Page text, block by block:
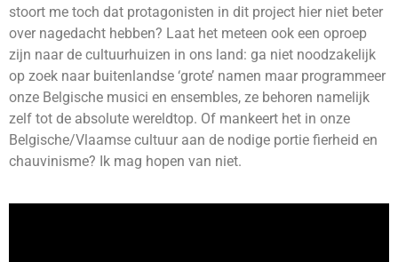
stoort me toch dat protagonisten in dit project hier niet beter
over nagedacht hebben? Laat het meteen ook een oproep
zijn naar de cultuurhuizen in ons land: ga niet noodzakelijk
op zoek naar buitenlandse ‘grote’ namen maar programmeer
onze Belgische musici en ensembles, ze behoren namelijk
zelf tot de absolute wereldtop. Of mankeert het in onze
Belgische/Vlaamse cultuur aan de nodige portie fierheid en
chauvinisme? Ik mag hopen van niet.